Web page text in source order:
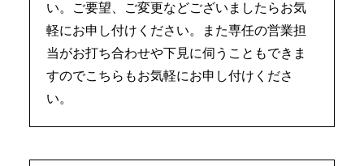
い。ご要望、ご変更などございましたらお気
軽にお申し付けください。また専任の営業担
当がお打ち合わせや下見に伺うこともできま
すのでこちらもお気軽にお申し付けくださ
い。